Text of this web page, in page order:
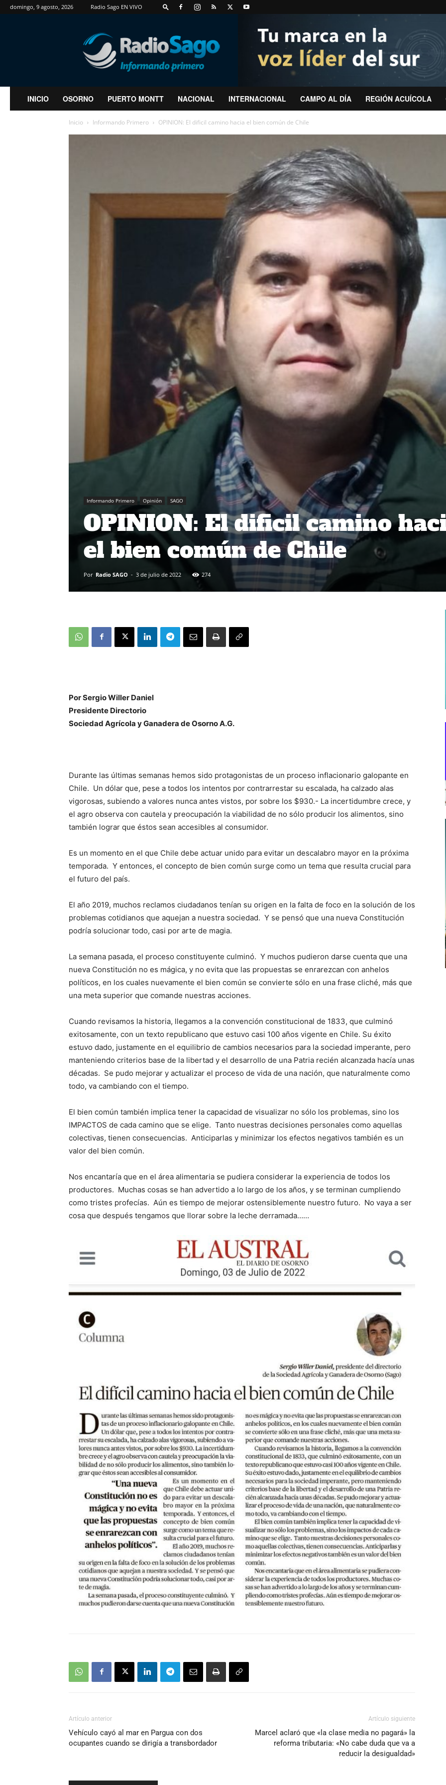
domingo, 9 agosto, 2026 Radio Sago EN VIVO
RadioSago
INICIO OSORNO PUERTO MONTT NACIONAL INTERNACIONAL CAMPO AL DÍA REGIÓN ACUÍCOLA
Inicio Informando Primero OPINION: El dificil camino hacia el bien común de Chile
Informando Primero Opinión SAGO
OPINION: El dificil camino
el bien común de Chile
Por Radio SAGO - 3 de julio de 2022 274
Por Sergio Willer Daniel
Presidente Directorio
Sociedad Agrícola y Ganadera de Osorno A.G.
Durante las últimas semanas hemos sido protagonistas de un proceso inflacionario galopante en
Chile. Un dólar que, pese a todos los intentos por contrarrestar su escalada, ha calzado alas
vigorosas, subiendo a valores nunca antes vistos, por sobre los $930.- La incertidumbre crece, y
el agro observa con cautela y preocupación la viabilidad de no sólo producir los alimentos, sino
también lograr que éstos sean accesibles al consumidor.
Es un momento en el que Chile debe actuar unido para evitar un descalabro mayor en la próxima
temporada. Y entonces, el concepto de bien común surge como un tema que resulta crucial para
el futuro del país.
El año 2019, muchos reclamos ciudadanos tenían su origen en la falta de foco en la solución de los
problemas cotidianos que aquejan a nuestra sociedad. Y se pensó que una nueva Constitución
podría solucionar todo, casi por arte de magia.
La semana pasada, el proceso constituyente culminó. Y muchos pudieron darse cuenta que una
nueva Constitución no es mágica, y no evita que las propuestas se enrarezcan con anhelos
políticos, en los cuales nuevamente el bien común se convierte sólo en una frase cliché, más que
una meta superior que comande nuestras acciones.
Cuando revisamos la historia, llegamos a la convención constitucional de 1833, que culminó
exitosamente, con un texto republicano que estuvo casi 100 años vigente en Chile. Su éxito
estuvo dado, justamente en el equilibrio de cambios necesarios para la sociedad imperante, pero
manteniendo criterios base de la libertad y el desarrollo de una Patria recién alcanzada hacía unas
décadas. Se pudo mejorar y actualizar el proceso de vida de una nación, que naturalmente como
todo, va cambiando con el tiempo.
El bien común también implica tener la capacidad de visualizar no sólo los problemas, sino los
IMPACTOS de cada camino que se elige. Tanto nuestras decisiones personales como aquellas
colectivas, tienen consecuencias. Anticiparlas y minimizar los efectos negativos también es un
valor del bien común.
Nos encantaría que en el área alimentaria se pudiera considerar la experiencia de todos los
productores. Muchas cosas se han advertido a lo largo de los años, y se terminan cumpliendo
como tristes profecías. Aún es tiempo de mejorar ostensiblemente nuestro futuro. No vaya a ser
cosa que después tengamos que llorar sobre la leche derramada……
Artículo anterior
Vehículo cayó al mar en Pargua con dos
ocupantes cuando se dirigía a transbordador
Artículo siguiente
Marcel aclaró que «la clase media no pagará» la
reforma tributaria: «No cabe duda que va a
reducir la desigualdad»